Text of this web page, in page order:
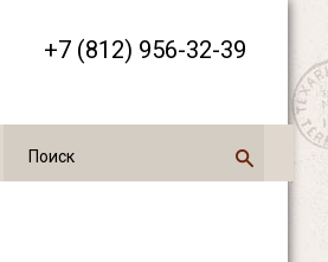
+7 (812) 956-32-39